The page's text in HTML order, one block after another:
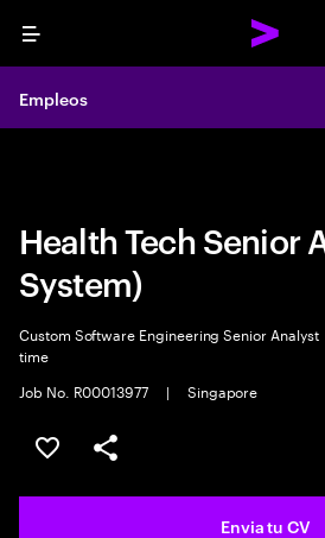
Menu
Empleos
Empleos
Health Tech Senior
System)
Custom Software Engineering Senior Analyst
time
Job No. R00013977
| Singapore
Guardar oferta
Compartir
Envia tu CV